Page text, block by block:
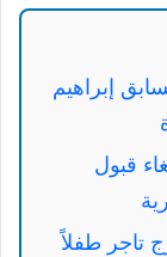
إبراهيم
قبول
تاجر طفلاً